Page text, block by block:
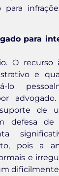
para
para
O recurso
e
lo
de
defesa de
pois a
e